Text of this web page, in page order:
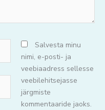
Salvesta minu
nimi, e-posti- ja
veebiaadress sellesse
veebilehitsejasse
järgmiste
kommentaaride jaoks.